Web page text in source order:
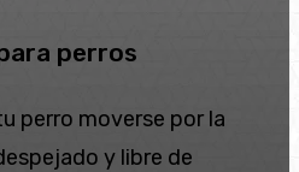
perros
perro moverse por la
y libre de